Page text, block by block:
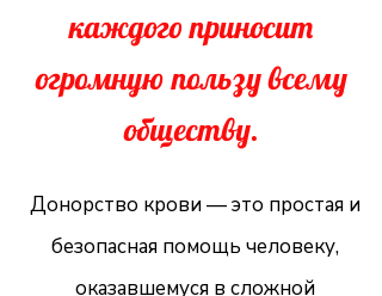
каждого приносит
огромную пользу всему
обществу.
Донорство крови — это простая и
безопасная помощь человеку,
оказавшемуся в сложной